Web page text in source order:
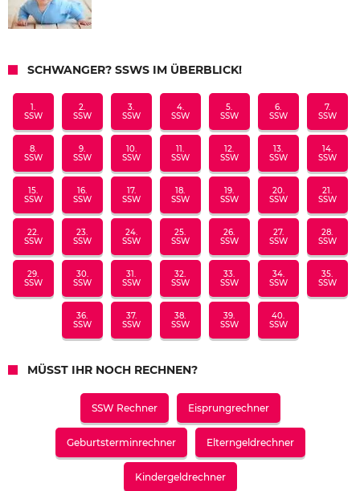
SCHWANGER? SSWS IM ÜBERBLICK!
1.
SSW
2.
SSW
3.
SSW
4.
SSW
5.
SSW
6.
SSW
7.
SSW
8.
SSW
9.
SSW
10.
SSW
11.
SSW
12.
SSW
13.
SSW
14.
SSW
15.
SSW
16.
SSW
17.
SSW
18.
SSW
19.
SSW
20.
SSW
21.
SSW
22.
SSW
23.
SSW
24.
SSW
25.
SSW
26.
SSW
27.
SSW
28.
SSW
29.
SSW
30.
SSW
31.
SSW
32.
SSW
33.
SSW
34.
SSW
35.
SSW
36.
SSW
37.
SSW
38.
SSW
39.
SSW
40.
SSW
MÜSST IHR NOCH RECHNEN?
SSW Rechner Eisprungrechner
Geburtsterminrechner Elterngeldrechner
Kindergeldrechner